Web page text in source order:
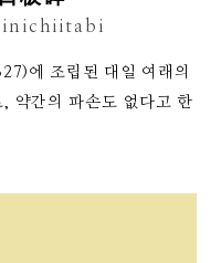
에 조립된 대일 여래의
약간의 파손도 없다고 한